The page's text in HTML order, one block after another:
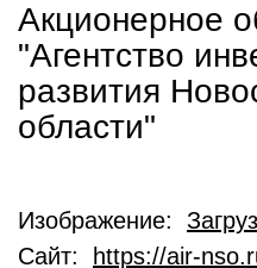
Акционерное
"Агентство
развития
области"
Изображение:
Сайт:
https://air-